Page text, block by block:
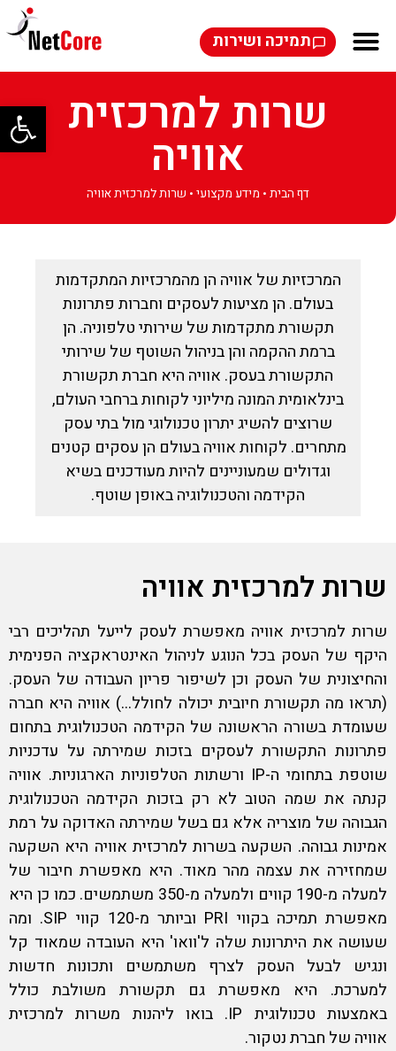
פתח
תמיכה ושירות
שרות למרכזית
אוויה
דף הבית • מידע מקצועי • שרות למרכזית אוויה
המרכזיות של אוויה הן מהמרכזיות המתקדמות
בעולם. הן מציעות לעסקים וחברות פתרונות
תקשורת מתקדמות של שירותי טלפוניה. הן
ברמת ההקמה והן בניהול השוטף של שירותי
התקשורת בעסק. אוויה היא חברת תקשורת
בינלאומית המונה מיליוני לקוחות ברחבי העולם,
שרוצים להשיג יתרון טכנולוגי מול בתי עסק
מתחרים. לקוחות אוויה בעולם הן עסקים קטנים
וגדולים שמעוניינים להיות מעודכנים בשיא
הקידמה והטכנולוגיה באופן שוטף.
שרות למרכזית אוויה
שרות למרכזית אוויה מאפשרת לעסק לייעל תהליכים רבי
היקף של העסק בכל הנוגע לניהול האינטראקציה הפנימית
והחיצונית של העסק וכן לשיפור פריון העבודה של העסק.
(תראו מה תקשורת חיובית יכולה לחולל…) אוויה היא חברה
שעומדת בשורה הראשונה של הקידמה הטכנולוגית בתחום
פתרונות התקשורת לעסקים בזכות שמירתה על עדכניות
שוטפת בתחומי ה-IP ורשתות הטלפוניות הארגוניות. אוויה
קנתה את שמה הטוב לא רק בזכות הקידמה הטכנולוגית
הגבוהה של מוצריה אלא גם בשל שמירתה האדוקה על רמת
אמינות גבוהה. השקעה בשרות למרכזית אוויה היא השקעה
שמחזירה את עצמה מהר מאוד. היא מאפשרת חיבור של
למעלה מ-190 קווים ולמעלה מ-350 משתמשים. כמו כן היא
מאפשרת תמיכה בקווי PRI וביותר מ-120 קווי SIP. ומה
שעושה את היתרונות שלה ל'וואו' היא העובדה שמאוד קל
ונגיש לבעל העסק לצרף משתמשים ותכונות חדשות
למערכת. היא מאפשרת גם תקשורת משולבת כולל
באמצעות טכנולוגית IP. בואו ליהנות מ
שרות למרכזית
אוויה של חברת נטקור.